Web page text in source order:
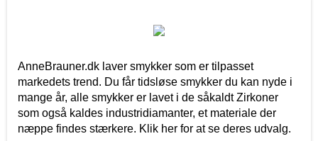
AnneBrauner.dk laver smykker som er tilpasset
markedets trend. Du får tidsløse smykker du kan nyde i
mange år, alle smykker er lavet i de såkaldt Zirkoner
som også kaldes industridiamanter, et materiale der
næppe findes stærkere. Klik her for at se deres udvalg.